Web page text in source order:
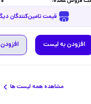
قیمت تامین‌کنندگان دیگر
افزودن به لیست
مشاهده همه لیست ها